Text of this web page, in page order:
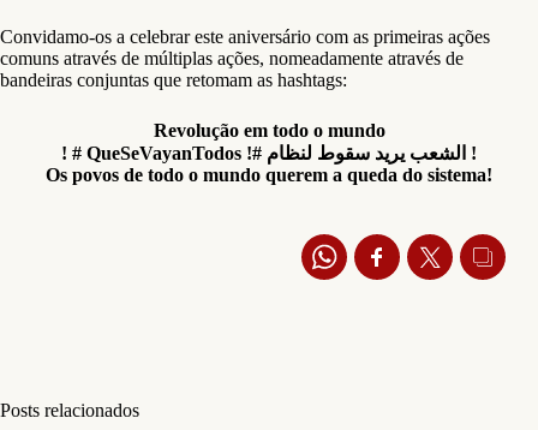
Convidamo-os a celebrar este aniversário com as primeiras ações
comuns através de múltiplas ações, nomeadamente através de
bandeiras conjuntas que retomam as hashtags:
Revolução em todo o mundo
! # QueSeVayanTodos !# ‫الشعب‬ ‫يريد‬ ‫سقوط‬ ‫لنظام‬ !
Os povos de todo o mundo querem a queda do sistema!
Posts relacionados